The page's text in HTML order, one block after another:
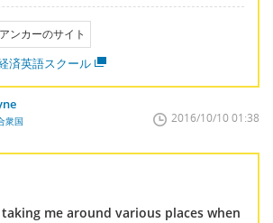
ンカーのサイト
済英語スクール
衆国 2016/10/10 01:38
me around various places when